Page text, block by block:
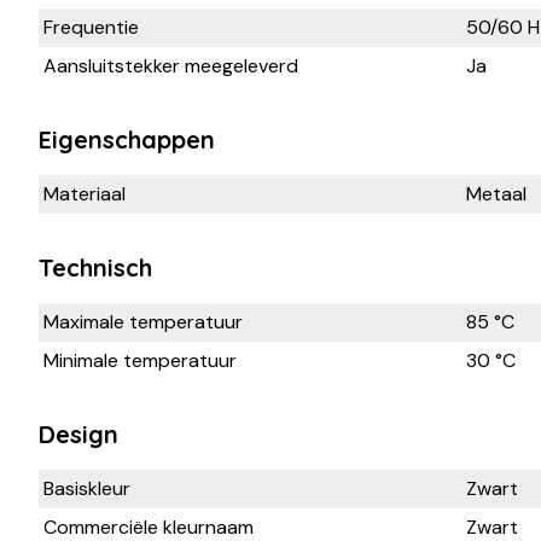
Frequentie
50/60
Aansluitstekker meegeleverd
Ja
Eigenschappen
Materiaal Metaal
Technisch
Maximale temperatuur
85 °C
Minimale temperatuur
30 °C
Design
Basiskleur
Zwart
Commerciële kleurnaam
Zwart